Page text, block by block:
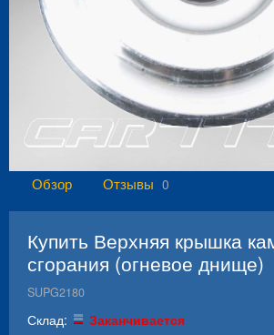
Обзор Отзывы 0
Купить Верхняя крышка
сгорания (огневое днище)
SUPG2180
Склад: Заканчивается